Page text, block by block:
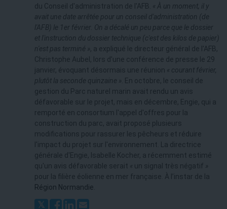
du Conseil d'administration de l'AFB.
« À un moment, il y
avait une date arrêtée pour un conseil d'administration (de
l'AFB) le 1er février. On a décalé un peu parce que le dossier
et l'instruction du dossier technique (c'est des kilos de papier)
n'est pas terminé » , a expliqué le directeur général de l'AFB,
Christophe Aubel, lors d'une conférence de presse le 29
janvier, évoquant désormais une réunion
« courant février,
plutôt la seconde quinzaine »
. En octobre, le conseil de
gestion du Parc naturel marin avait rendu un avis
défavorable sur le projet, mais en décembre, Engie, qui a
remporté en consortium l'appel d'offres pour la
construction du parc, avait proposé plusieurs
modifications pour rassurer les pêcheurs et réduire
l'impact du projet sur l'environnement. La directrice
générale d'Engie, Isabelle Kocher, a récemment estimé
qu'un avis défavorable serait
un signal très négatif
pour la filière éolienne en mer française. À l’instar de la
Région Normandie